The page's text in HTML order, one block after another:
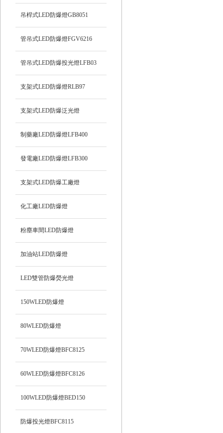
吊桿式LED防爆燈GB8051
管吊式LED防爆燈FGV6216
管吊式LED防爆投光燈LFB03
支架式LED防爆燈RLB97
支架式LED防爆泛光燈
制藥廠LED防爆燈LFB400
發電廠LED防爆燈LFB300
支架式LED防爆工廠燈
化工廠LED防爆燈
粉塵車間LED防爆燈
加油站LED防爆燈
LED雙管防爆熒光燈
150WLED防爆燈
80WLED防爆燈
70WLED防爆燈BFC8125
60WLED防爆燈BFC8126
100WLED防爆燈BED150
防爆投光燈BFC8115